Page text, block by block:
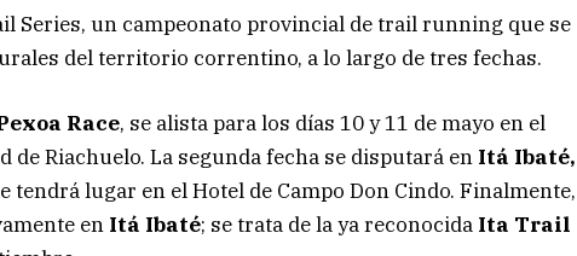
Series, un campeonato provincial de trail running que se
del territorio correntino, a lo largo de tres fechas.
Race, se alista para los días 10 y 11 de mayo en el
de Riachuelo. La segunda fecha se disputará en Itá Ibaté,
tendrá lugar en el Hotel de Campo Don Cindo. Finalmente,
en Itá Ibaté; se trata de la ya reconocida Ita Trail